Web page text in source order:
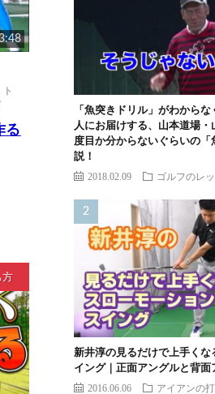
ト
る
方
「魚突きドリル」がわから
人にお届けする、山本道場・
度目か分からないぐらいの「
説！
2018.02.09 ゴルフのレ
新井淳の見るだけで上手くな
イング｜正面アングルと背面
2016.06.06 アイアンの